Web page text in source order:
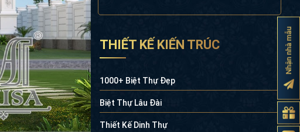
THIẾT KẾ KIẾN TRÚC
1000+ Biệt Thự Đẹp
Biệt Thự Lâu Đài
Thiết Kế Dinh Thự
Nhận nhà mẫu